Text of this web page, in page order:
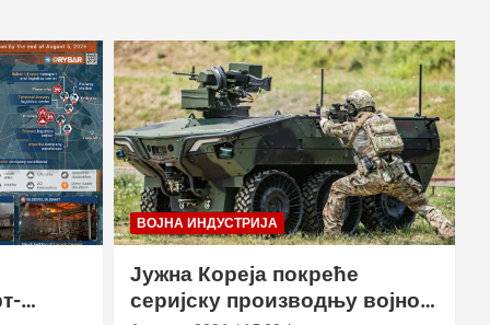
ВОЈНА ИНДУСТРИЈА
Јужна Кореја покреће
серијску производњу војног